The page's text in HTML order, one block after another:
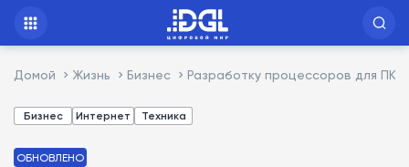
Домой Жизнь Бизнес Разработку процессоров для
Бизнес Интернет Техника
ОБНОВЛЕНО